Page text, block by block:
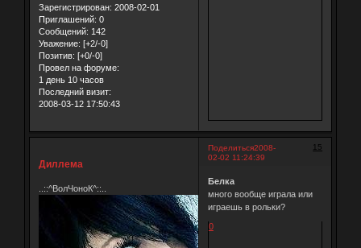
Зарегистрирован: 2008-02-01
Приглашений: 0
Сообщений: 142
Уважение: [+2/-0]
Позитив: [+0/-0]
Провел на форуме:
1 день 10 часов
Последний визит:
2008-03-12 17:50:43
Поделиться 15
2008-
02-02 11:24:39
Диллема
..::^ВолЧоноК^::..
Белка
много вообще играла или
играешь в рольки?
0